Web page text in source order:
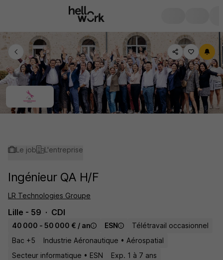
Le job L'entreprise
Ingénieur QA H/F
LR Technologies Groupe
Lille - 59 CDI
40 000 - 50 000 € / an ESN
Télétravail occasionnel
Bac +5
Industrie Aéronautique • Aérospatial
Secteur informatique • ESN
Exp. 1 à 7 ans